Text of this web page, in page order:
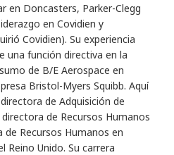
en Doncasters, Parker-Clegg
en Covidien y
Covidien). Su experiencia
una función directiva en la
de B/E Aerospace en
Bristol-Myers Squibb. Aquí
de Adquisición de
de Recursos Humanos
de Recursos Humanos en
Reino Unido. Su carrera